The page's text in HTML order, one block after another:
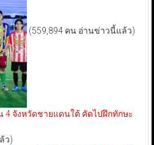
(559,894 คน อ่านข่าวนี้แล้ว)
4 จังหวัดชายแดนใต้ คัดไปฝึกทักษะ
ว)